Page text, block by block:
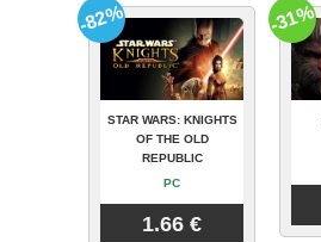
STAR WARS: KNIGHTS
OF THE OLD
REPUBLIC
PC
1.66 €
-82% -31%